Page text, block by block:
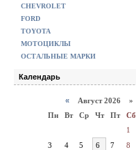
CHEVROLET
FORD
TOYOTA
МОТОЦИКЛЫ
ОСТАЛЬНЫЕ МАРКИ
Календарь
« Август 2026 »
Пн
Вт Ср Чт Пт Сб
1
3
4 5 6 7 8